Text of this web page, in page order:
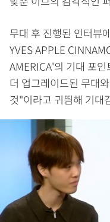
무대 후 진행된 인터뷰
YVES APPLE
AMERICA'의 기대 포
더 업그레이드된 무대
것"이라고 귀띔해 기대